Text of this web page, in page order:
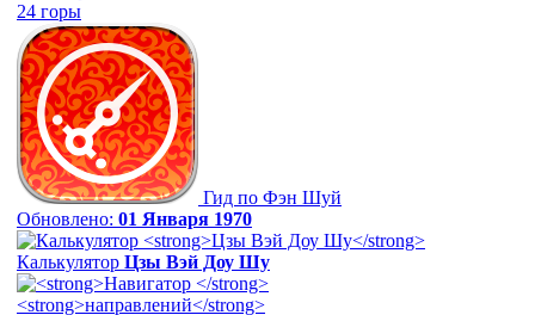
24 горы
Гид по Фэн Шуй
Обновлено: 01 Января 1970
Калькулятор Цзы Вэй Доу Шу